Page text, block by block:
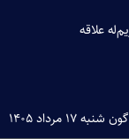
علاقه
شنبه ۱۷ مرداد ۱۴۰۵